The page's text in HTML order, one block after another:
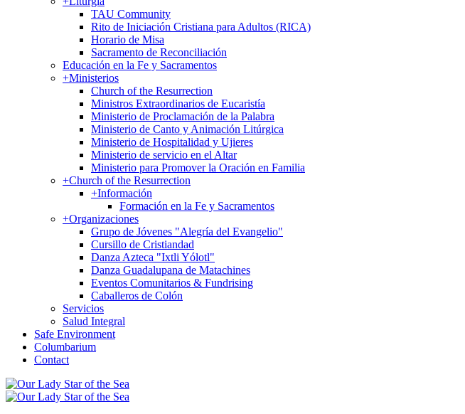
TAU Community
Rito de Iniciación Cristiana para Adultos (RICA)
Horario de Misa
Sacramento de Reconciliación
Educación en la Fe y Sacramentos
+Ministerios
Church of the Resurrection
Ministros Extraordinarios de Eucaristía
Ministerio de Proclamación de la Palabra
Ministerio de Canto y Animación Litúrgica
Ministerio de Hospitalidad y Ujieres
Ministerio de servicio en el Altar
Ministerio para Promover la Oración en Familia
+Church of the Resurrection
+Información
Formación en la Fe y Sacramentos
+Organizaciones
Grupo de Jóvenes "Alegría del Evangelio"
Cursillo de Cristiandad
Danza Azteca "Ixtli Yólotl"
Danza Guadalupana de Matachines
Eventos Comunitarios & Fundrising
Caballeros de Colón
Servicios
Salud Integral
Safe Environment
Columbarium
Contact